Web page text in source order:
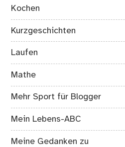
Kochen
Kurzgeschichten
Laufen
Mathe
Mehr Sport für Blogger
Mein Lebens-ABC
Meine Gedanken zu